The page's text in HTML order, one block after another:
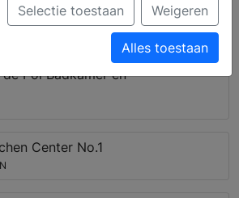
met LED verlichting.
in de regio Marle
Pol Badkamer en
Center No.1
Selectie toestaan Weigeren
Alles toestaan